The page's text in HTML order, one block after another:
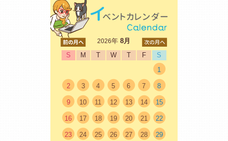
2026年8月
S
M T W T F
S
1
2 3 4 5 6 7 8
9 10 11 12 13 14 15
16 17 18 19 20 21 22
23 24 25 26 27 28 29